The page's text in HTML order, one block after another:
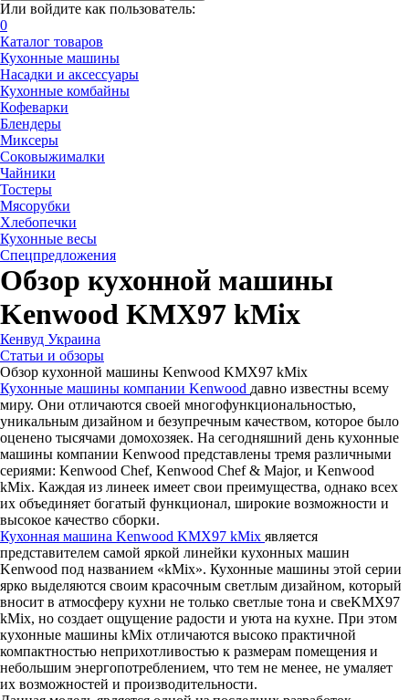
Или войдите как пользователь:
0
Каталог товаров
Кухонные машины
Насадки и аксессуары
Кухонные комбайны
Кофеварки
Блендеры
Миксеры
Соковыжималки
Чайники
Тостеры
Мясорубки
Хлебопечки
Кухонные весы
Спецпредложения
Обзор кухонной машины
Kenwood KMX97 kMix
Кенвуд Украина
Статьи и обзоры
Обзор кухонной машины Kenwood KMX97 kMix
Кухонные машины компании Kenwood давно известны всему
миру. Они отличаются своей многофункциональностью,
уникальным дизайном и безупречным качеством, которое было
оценено тысячами домохозяек. На сегодняшний день кухонные
машины компании Kenwood представлены тремя различными
сериями: Kenwood Chef, Kenwood Chef & Major, и Kenwood
kMix. Каждая из линеек имеет свои преимущества, однако всех
их объединяет богатый функционал, широкие возможности и
высокое качество сборки.
Кухонная машина Kenwood KMX97 kMix является
представителем самой яркой линейки кухонных машин
Kenwood под названием «kMix». Кухонные машины этой серии
ярко выделяются своим красочным светлым дизайном, который
вносит в атмосферу кухни не только светлые тона и свеKMX97
kMix, но создает ощущение радости и уюта на кухне. При этом
кухонные машины kMix отличаются высоко практичной
компактностью неприхотливостью к размерам помещения и
небольшим энергопотреблением, что тем не менее, не умаляет
их возможностей и производительности.